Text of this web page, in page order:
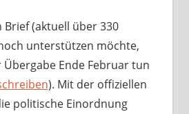
(aktuell über 330
unterstützen möchte,
Übergabe Ende Februar tun
). Mit der offiziellen
politische Einordnung